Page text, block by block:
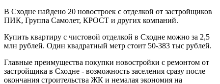
В Сходне найдено 20 новостроек с отделкой от застройщиков
ПИК, Группа Самолет, КРОСТ и других компаний.
Купить квартиру с чистовой отделкой в Сходне можно за 2,5
млн рублей. Один квадратный метр стоит 50-383 тыс рублей.
Главные преимущества покупки новостройки с ремонтом от
застройщика в Сходне - возможность заселения сразу после
окончания строительства ЖК и немалая экономия на